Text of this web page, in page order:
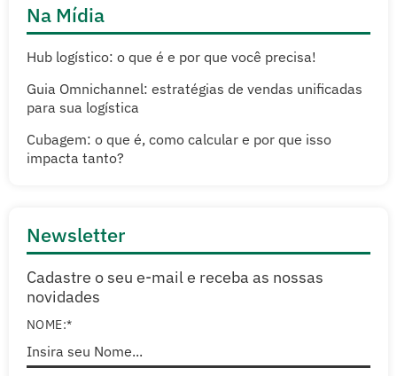
Na Mídia
Hub logístico: o que é e por que você precisa!
Guia Omnichannel: estratégias de vendas unificadas
para sua logística
Cubagem: o que é, como calcular e por que isso
impacta tanto?
Newsletter
Cadastre o seu e-mail e receba as nossas
novidades
NOME:*